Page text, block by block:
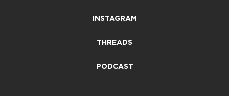
INSTAGRAM
THREADS
PODCAST